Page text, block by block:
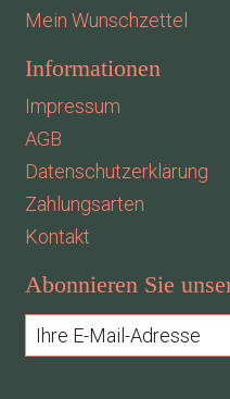
Mein Wunschzettel
Informationen
Impressum
AGB
Datenschutzerklärung
Zahlungsarten
Kontakt
Abonnieren Sie